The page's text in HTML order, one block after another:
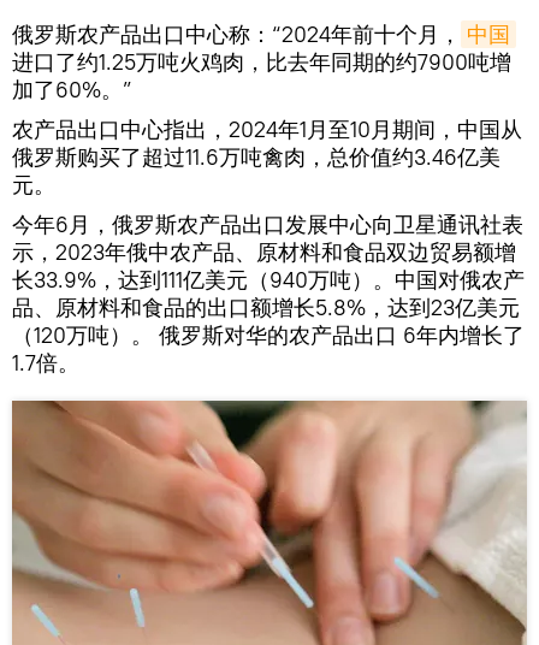
俄罗斯农产品出口中心称：“2024年前十个月， 中国
进口了约1.25万吨火鸡肉，比去年同期的约7900吨增
加了60%。”
农产品出口中心指出，2024年1月至10月期间，中国从
俄罗斯购买了超过11.6万吨禽肉，总价值约3.46亿美
元。
今年6月，俄罗斯农产品出口发展中心向卫星通讯社表
示，2023年俄中农产品、原材料和食品双边贸易额增
长33.9%，达到111亿美元（940万吨）。中国对俄农产
品、原材料和食品的出口额增长5.8%，达到23亿美元
（120万吨）。 俄罗斯对华的农产品出口 6年内增长了
1.7倍。